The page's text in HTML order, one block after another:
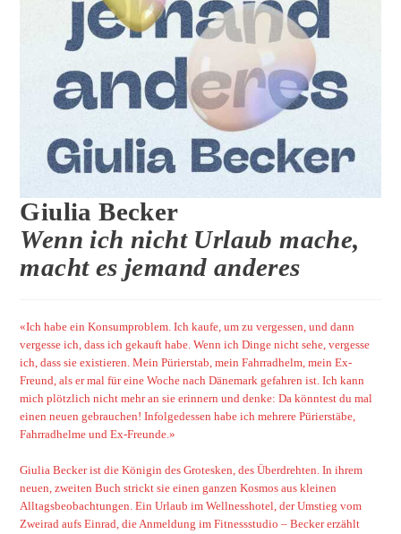
Giulia Becker
Wenn ich nicht Urlaub mache,
macht es jemand anderes
«Ich habe ein Konsumproblem. Ich kaufe, um zu vergessen, und dann
vergesse ich, dass ich gekauft habe. Wenn ich Dinge nicht sehe, vergesse
ich, dass sie existieren. Mein Pürierstab, mein Fahrradhelm, mein Ex-
Freund, als er mal für eine Woche nach Dänemark gefahren ist. Ich kann
mich plötzlich nicht mehr an sie erinnern und denke: Da könntest du mal
einen neuen gebrauchen! Infolgedessen habe ich mehrere Pürierstäbe,
Fahrradhelme und Ex-Freunde.»
Giulia Becker ist die Königin des Grotesken, des Überdrehten. In ihrem
neuen, zweiten Buch strickt sie einen ganzen Kosmos aus kleinen
Alltagsbeobachtungen. Ein Urlaub im Wellnesshotel, der Umstieg vom
Zweirad aufs Einrad, die Anmeldung im Fitnessstudio – Becker erzählt